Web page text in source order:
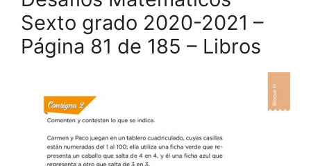
Sexto grado 2020-2021 –
Página 81 de 185 – Libros